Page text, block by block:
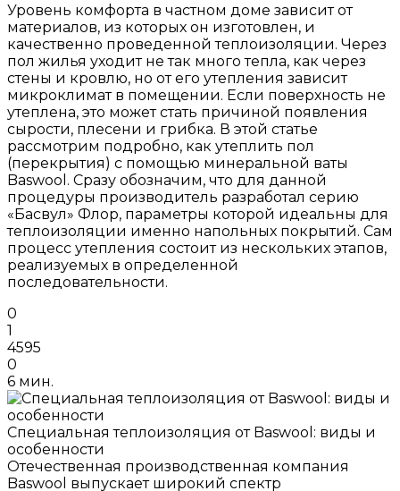
Уровень комфорта в частном доме зависит от
материалов, из которых он изготовлен, и
качественно проведенной теплоизоляции. Через
пол жилья уходит не так много тепла, как через
стены и кровлю, но от его утепления зависит
микроклимат в помещении. Если поверхность не
утеплена, это может стать причиной появления
сырости, плесени и грибка. В этой статье
рассмотрим подробно, как утеплить пол
(перекрытия) с помощью минеральной ваты
Baswool. Сразу обозначим, что для данной
процедуры производитель разработал серию
«Басвул» Флор, параметры которой идеальны для
теплоизоляции именно напольных покрытий. Сам
процесс утепления состоит из нескольких этапов,
реализуемых в определенной
последовательности.
0
1
4595
0
6 мин.
Специальная теплоизоляция от Baswool: виды и
особенности
Отечественная производственная компания
Baswool выпускает широкий спектр